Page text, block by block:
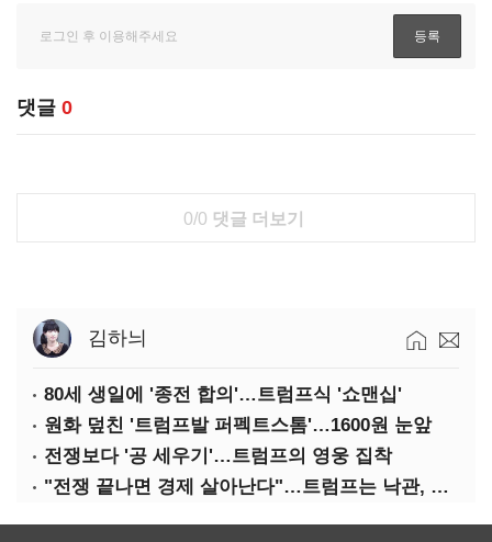
댓글 0
0/0 댓글 더보기
김하늬
80세 생일에 '종전 합의'…트럼프식 '쇼맨십'
원화 덮친 '트럼프발 퍼펙트스톰'…1600원 눈앞
전쟁보다 '공 세우기'…트럼프의 영웅 집착
"전쟁 끝나면 경제 살아난다"…트럼프는 낙관, 미국인은 싸늘